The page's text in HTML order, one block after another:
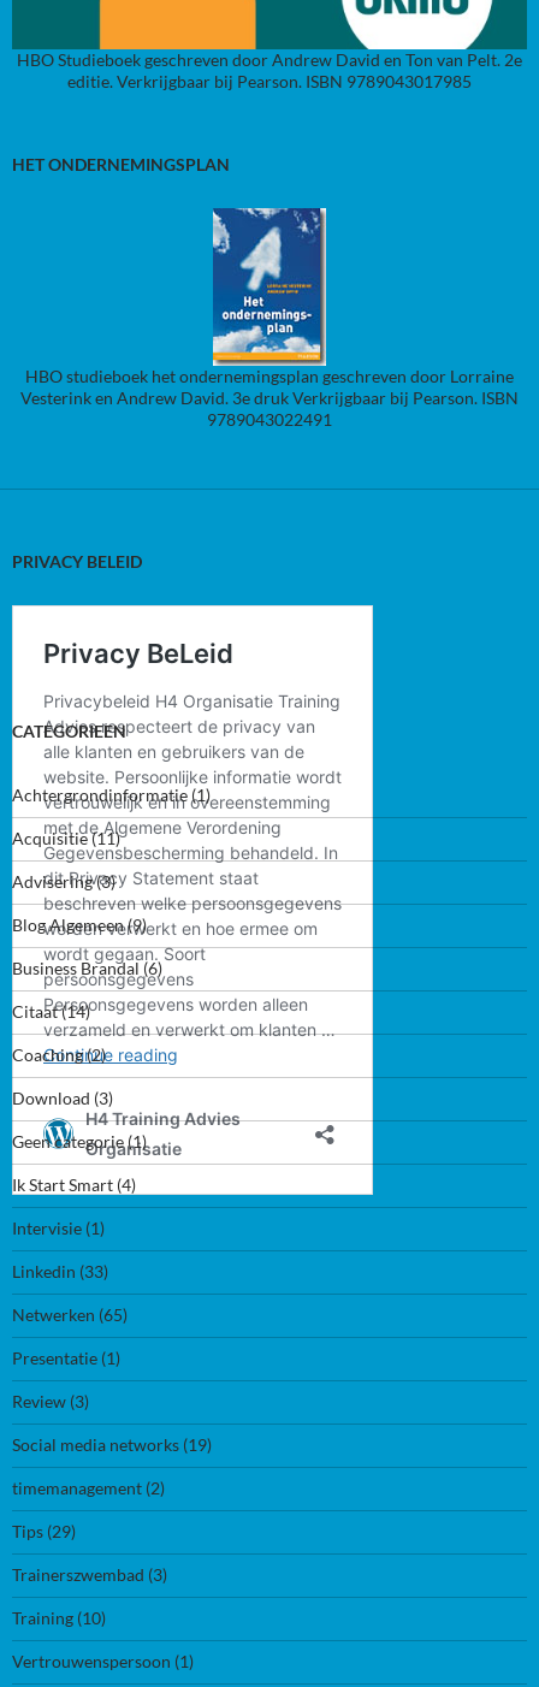
HBO Studieboek geschreven door Andrew David en Ton van Pelt. 2e
editie. Verkrijgbaar bij Pearson. ISBN 9789043017985
HET ONDERNEMINGSPLAN
HBO studieboek het ondernemingsplan geschreven door Lorraine
Vesterink en Andrew David. 3e druk Verkrijgbaar bij Pearson. ISBN
9789043022491
PRIVACY BELEID
CATEGORIEEN
Achtergrondinformatie (1)
Acquisitie(11)
Advisering(3)
Blog Algemeen(9)
Business Brandal (6)
Citaat(14)
Coaching(2)
Download (3)
Geen categorie(1)
Ik Start Smart (4)
Intervisie (1)
Linkedin (33)
Netwerken (65)
Presentatie (1)
Review (3)
Social media networks (19)
timemanagement (2)
Tips (29)
Trainerszwembad (3)
Training (10)
Vertrouwenspersoon (1)